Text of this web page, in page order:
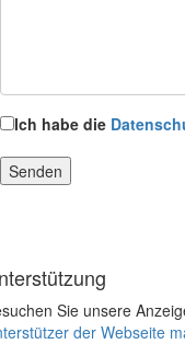
Ich habe die
Sie unsere
der Webseite